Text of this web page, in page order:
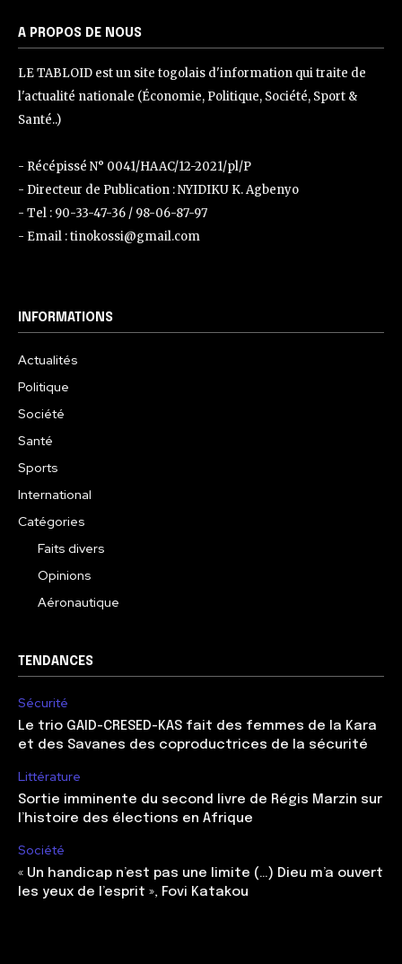
A PROPOS DE NOUS
LE TABLOID est un site togolais d'information qui traite de
l'actualité nationale (Économie, Politique, Société, Sport &
Santé..)
- Récépissé N° 0041/HAAC/12-2021/pl/P
- Directeur de Publication : NYIDIKU K. Agbenyo
- Tel : 90-33-47-36 / 98-06-87-97
- Email : tinokossi@gmail.com
INFORMATIONS
Actualités
Politique
Société
Santé
Sports
International
Catégories
Faits divers
Opinions
Aéronautique
TENDANCES
Sécurité
Le trio GAID-CRESED-KAS fait des femmes de la Kara
et des Savanes des coproductrices de la sécurité
Littérature
Sortie imminente du second livre de Régis Marzin sur
l’histoire des élections en Afrique
Société
« Un handicap n’est pas une limite (…) Dieu m’a ouvert
les yeux de l’esprit », Fovi Katakou